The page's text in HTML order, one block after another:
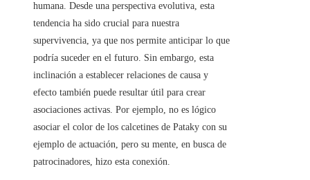
humana. Desde una perspectiva evolutiva, esta
tendencia ha sido crucial para nuestra
supervivencia, ya que nos permite anticipar lo que
podría suceder en el futuro. Sin embargo, esta
inclinación a establecer relaciones de causa y
efecto también puede resultar útil para crear
asociaciones activas. Por ejemplo, no es lógico
asociar el color de los calcetines de Pataky con su
ejemplo de actuación, pero su mente, en busca de
patrocinadores, hizo esta conexión.